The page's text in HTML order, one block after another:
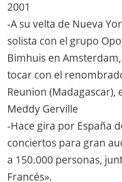
2001
-A su velta de Nueva
solista con el grupo
Bimhuis en
tocar con el
Reunion (Madagascar),
Meddy Gerville
-Hace gira por España
conciertos para gran
a 150.000 personas,
Francés».